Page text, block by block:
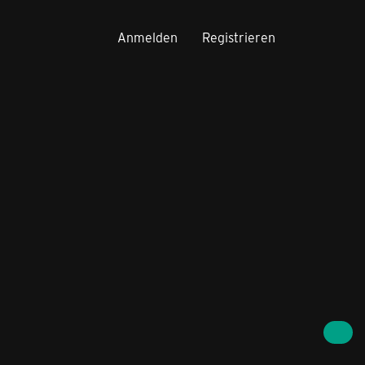
Anmelden Registrieren